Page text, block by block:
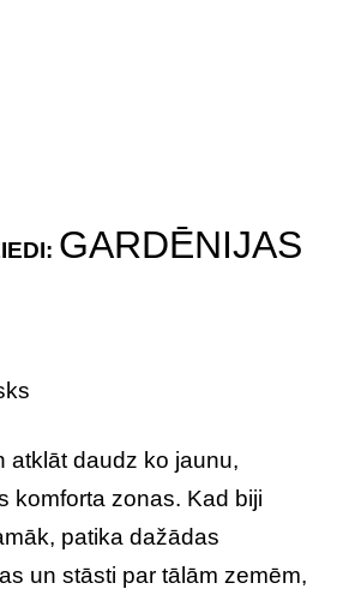
GARDĒNIJAS
atklāt daudz ko jaunu,
komforta zonas. Kad biji
patika dažādas
un stāsti par tālām zemēm,